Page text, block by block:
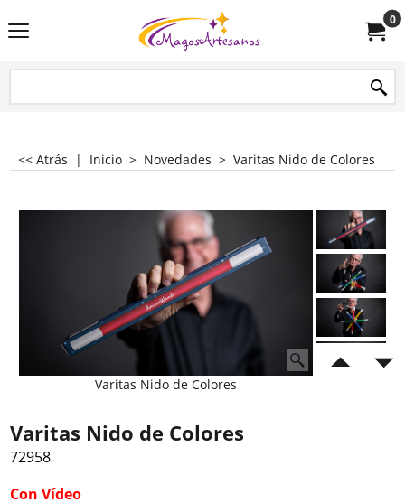
0
<< Atrás | Inicio > Novedades > Varitas Nido de Colores
Varitas Nido de Colores
Varitas Nido de Colores
72958
Con Vídeo